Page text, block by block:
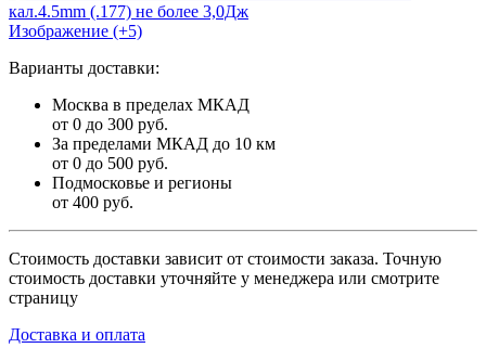
Изображение (+5)
Варианты доставки:
Москва в пределах МКАД
от 0 до 300 руб.
За пределами МКАД до 10 км
от 0 до 500 руб.
Подмосковье и регионы
от 400 руб.
Стоимость доставки зависит от стоимости заказа. Точную
стоимость доставки уточняйте у менеджера или смотрите
страницу
Доставка и оплата